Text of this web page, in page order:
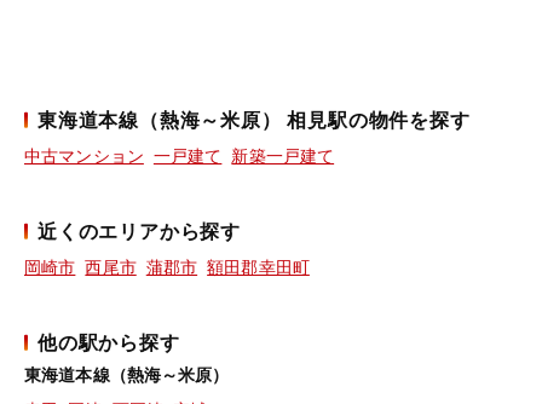
東海道本線（熱海～米原） 相見駅の物件を探す
中古マンション 一戸建て 新築一戸建て
近くのエリアから探す
岡崎市 西尾市 蒲郡市 額田郡幸田町
他の駅から探す
東海道本線（熱海～米原）